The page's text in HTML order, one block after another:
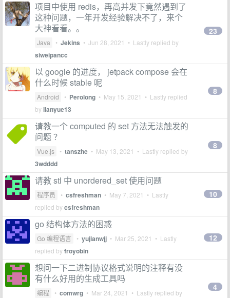
项目中使用 redis，再高并发下竟然遇到了
这种问题，一年开发经验解决不了，来个
大神看看。。
Java • Jekins • Jun 28, 2021 • Lastly replied by
siweipancc
23
以 google 的进度， jetpack compose 会在
什么时候 stable 呢
Android • Perolong • May 15, 2021 • Lastly replied
bylianyue13
8
请教一个 computed 的 set 方法无法触发的
问题 ？
Vue.js • tanszhe • May 13, 2021 • Lastly replied by
3wdddd
8
请教 stl 中 unordered_set 使用问题
程序员 • csfreshman • May 7, 2021 • Lastly
replied bycsfreshman
10
go 结构体方法的困惑
Go 编程语言 • yujianwjj • Mar 25, 2021 • Lastly
replied byfroyobin
12
想问一下二进制协议格式说明的注释有没
有什么好用的生成工具吗
编程 • comwrg • Mar 24, 2021 • Lastly replied by
4